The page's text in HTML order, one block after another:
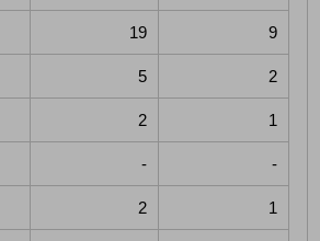
19 9
5 2
2 1
- -
2 1